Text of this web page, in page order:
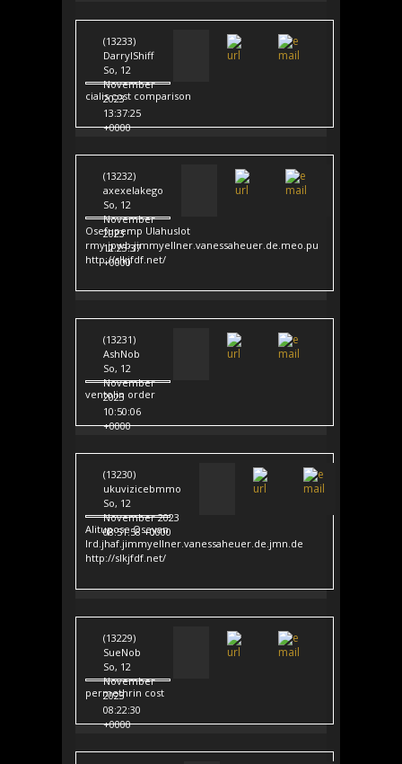
(13233)
DarrylShiff
So, 12
November
2023
13:37:25
+0000
cialis cost comparison
(13232)
axexelakego
So, 12
November
2023
12:23:37
+0000
Osefupemp Ulahuslot
rmy.jpwb.jimmyellner.vanessaheuer.de.meo.pu
http://slkjfdf.net/
(13231)
AshNob
So, 12
November
2023
10:50:06
+0000
ventolin order
(13230)
ukuvizicebmmo
So, 12
November 2023
08:51:58 +0000
Alitupose Oseyan
lrd.jhaf.jimmyellner.vanessaheuer.de.jmn.de
http://slkjfdf.net/
(13229)
SueNob
So, 12
November
2023
08:22:30
+0000
permethrin cost